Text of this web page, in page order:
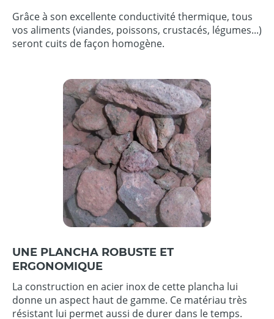
Grâce à son excellente conductivité thermique, tous
vos aliments (viandes, poissons, crustacés, légumes...)
seront cuits de façon homogène.
UNE PLANCHA ROBUSTE ET
ERGONOMIQUE
La construction en acier inox de cette plancha lui
donne un aspect haut de gamme. Ce matériau très
résistant lui permet aussi de durer dans le temps.